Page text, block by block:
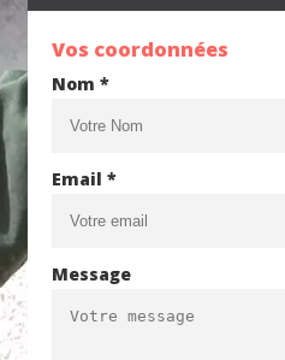
Vos coordonnées
Nom *
Email *
Message